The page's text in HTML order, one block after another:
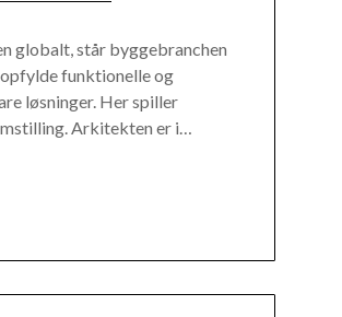
globalt, står byggebranchen
funktionelle og
løsninger. Her spiller
Arkitekten er i…